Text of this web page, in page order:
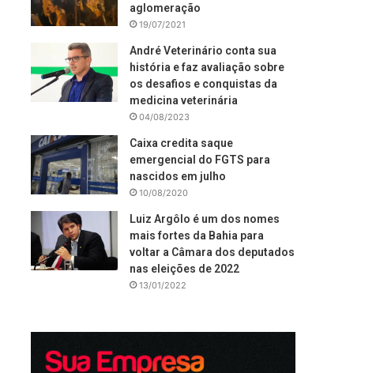
aglomeração
19/07/2021
André Veterinário conta sua
história e faz avaliação sobre
os desafios e conquistas da
medicina veterinária
04/08/2023
Caixa credita saque
emergencial do FGTS para
nascidos em julho
10/08/2020
Luiz Argôlo é um dos nomes
mais fortes da Bahia para
voltar a Câmara dos deputados
nas eleições de 2022
13/01/2022